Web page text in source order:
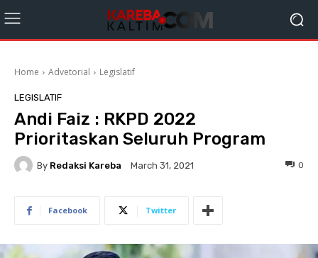
Home Advetorial Legislatif
LEGISLATIF
Andi Faiz : RKPD 2022
Prioritaskan Seluruh Program
By Redaksi Kareba March 31, 2021 0
Facebook Twitter